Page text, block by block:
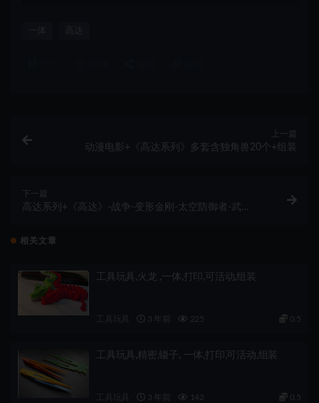
上一篇
动漫电影+《高达系列》多套含独角兽20个+组装
下一篇
高达系列+《高达》-战争-变形金刚-太空防御者-武
相关文章
工具玩具,火龙 ,一体,打印,可活动,组装
3 年前 225 0.5
工具玩具,精密,镊子, 一体,打印,可活动,组装
3 年前 142 0.5